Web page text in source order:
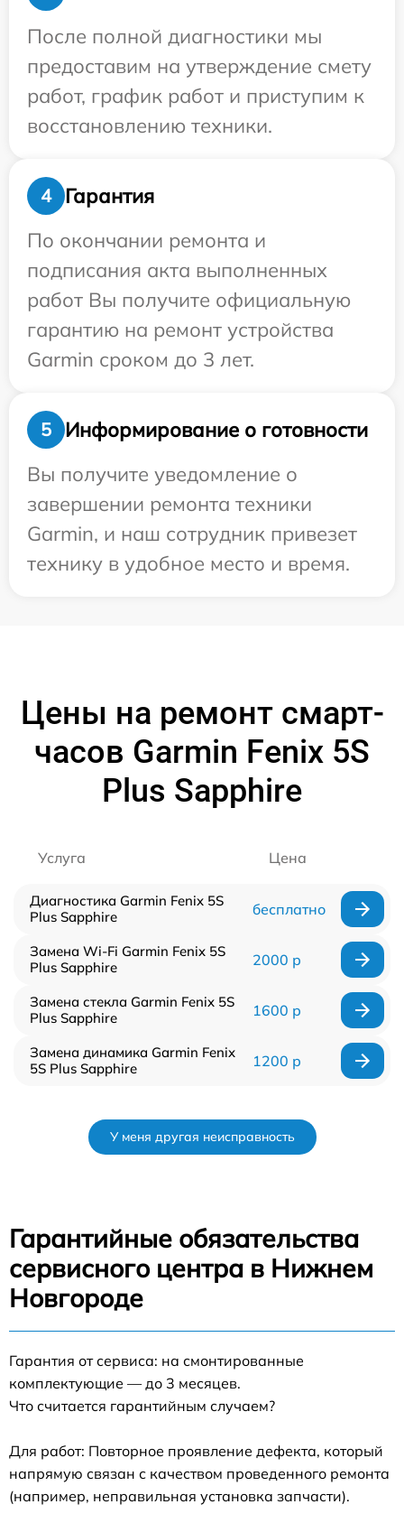
После полной диагностики мы
предоставим на утверждение смету
работ, график работ и приступим к
восстановлению техники.
4
Гарантия
По окончании ремонта и
подписания акта выполненных
работ Вы получите официальную
гарантию на ремонт устройства
Garmin сроком до 3 лет.
5
Информирование о готовности
Вы получите уведомление о
завершении ремонта техники
Garmin, и наш сотрудник привезет
технику в удобное место и время.
Цены на ремонт смарт-
часов Garmin Fenix 5S
Plus Sapphire
Услуга Цена
Диагностика Garmin Fenix 5S
Plus Sapphire
бесплатно
Замена Wi-Fi Garmin Fenix 5S
Plus Sapphire
2000 р
Замена стекла Garmin Fenix 5S
Plus Sapphire
1600 р
Замена динамика Garmin Fenix
5S Plus Sapphire
1200 р
У меня другая неисправность
Гарантийные обязательства
сервисного центра в Нижнем
Новгороде
Гарантия от сервиса: на смонтированные
комплектующие — до 3 месяцев.
Что считается гарантийным случаем?
Для работ: Повторное проявление дефекта, который
напрямую связан с качеством проведенного ремонта
(например, неправильная установка запчасти).